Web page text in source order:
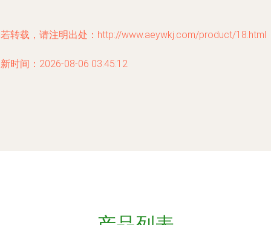
转载，请注明出处：http://www.aeywkj.com/product/18.html
时间：2026-08-06 03:45:12